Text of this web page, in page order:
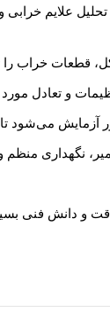
تحلیل علایم
قطعات خراب
و تعادل
آزمایش
نگهداری
و دانش فنی